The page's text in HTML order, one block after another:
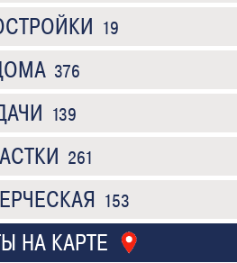
19
376
139
261
153
НА КАРТЕ